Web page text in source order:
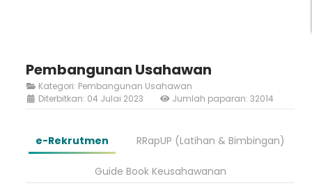
Pembangunan Usahawan
Kategori: Pembangunan Usahawan
Diterbitkan: 04 Julai 2023
Jumlah paparan: 32014
e-Rekrutmen RRapUP (Latihan & Bimbingan)
Guide Book Keusahawanan